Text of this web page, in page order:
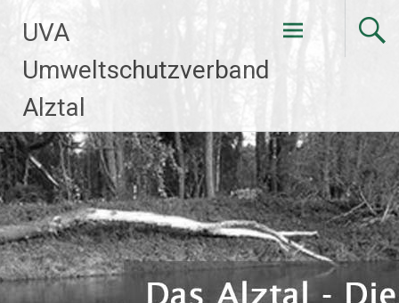
InhaltUVA
Umweltschutzverband
Alztal